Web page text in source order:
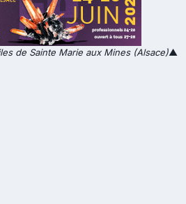
de Sainte Marie aux Mines (Alsace)▲